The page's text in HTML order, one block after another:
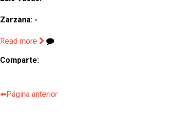
Zarzana: -
Read more
Comparte:
⬅️Página anterior